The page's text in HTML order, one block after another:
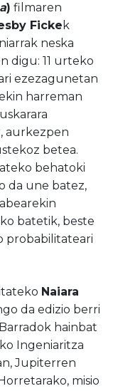
) filmaren
Ficke k
neska
digu: 11 urteko
ezezagunetan
harreman
aurkezpen
betea.
behatoki
da une batez,
batetik, beste
probabilitateari
Naiara
da edizio berri
hainbat
Ingeniaritza
Jupiterren
misio